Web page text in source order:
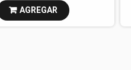
AGREGAR